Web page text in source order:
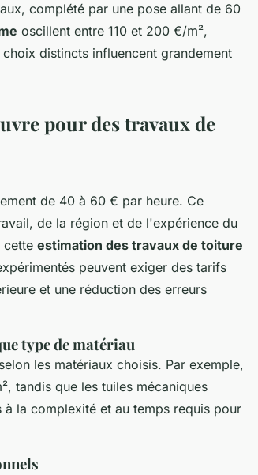
complété par une pose allant de 60
oscillent entre 110 et 200 €/m²,
distincts influencent grandement
pour des travaux de
de 40 à 60 € par heure. Ce
de la région et de l'expérience du
cette estimation des travaux de toiture
peuvent exiger des tarifs
et une réduction des erreurs
type de matériau
les matériaux choisis. Par exemple,
tandis que les tuiles mécaniques
la complexité et au temps requis pour